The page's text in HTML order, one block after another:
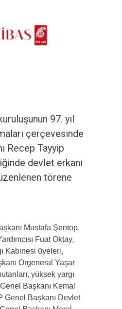
97. yıl
çerçevesinde
Recep Tayyip
devlet erkanı
törene
Mustafa Şentop,
Fuat Oktay,
Kabinesi üyeleri,
Orgeneral Yaşar
yüksek yargı
Başkanı Kemal
Genel Başkanı Devlet